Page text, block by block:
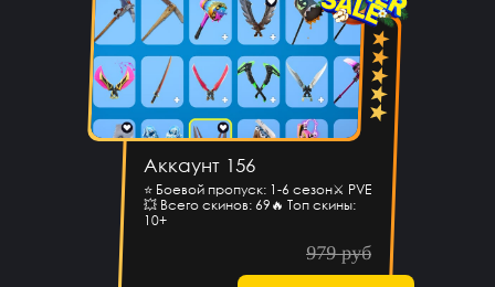
Аккаунт 156
⭐️ Боевой пропуск: 1-6 сезон⚔️ PVE
💥 Всего скинов: 69🔥 Топ скины:
10+
979 руб
Макс Шепард 14 часов назад
Не обман
kotn37669 13 часов назад
Здравствуйте
12 часов назад
Короче сайт збс
Андрей10 часов назад
Найс